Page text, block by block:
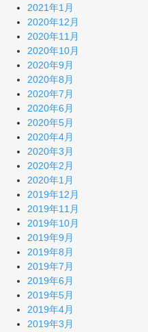
2021年1月
2020年12月
2020年11月
2020年10月
2020年9月
2020年8月
2020年7月
2020年6月
2020年5月
2020年4月
2020年3月
2020年2月
2020年1月
2019年12月
2019年11月
2019年10月
2019年9月
2019年8月
2019年7月
2019年6月
2019年5月
2019年4月
2019年3月